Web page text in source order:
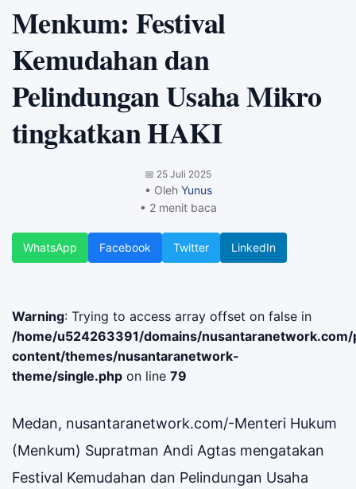
Menkum: Festival
Kemudahan dan
Pelindungan Usaha Mikro
tingkatkan HAKI
📅 25 Juli 2025
• Oleh Yunus
• 2 menit baca
WhatsApp Facebook Twitter LinkedIn
Warning: Trying to access array offset on false in
/home/u524263391/domains/
content/themes/nusantaranetwork-
theme/single.php on line 79
Medan, nusantaranetwork.com/-Menteri Hukum
(Menkum) Supratman Andi Agtas mengatakan
Festival Kemudahan dan Pelindungan Usaha